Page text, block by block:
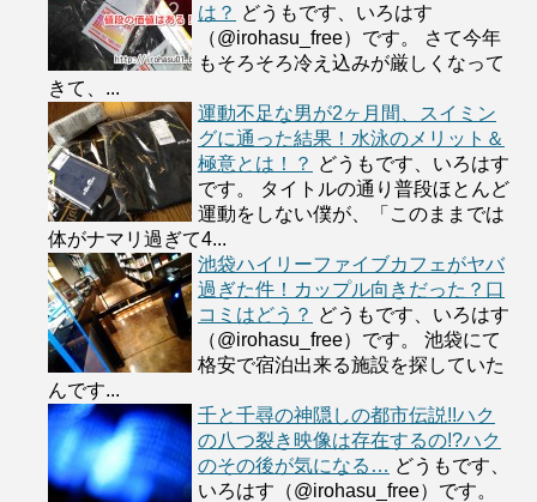
は？ どうもです、いろはす
（@irohasu_free）です。 さて今年
もそろそろ冷え込みが厳しくなって
きて、...
運動不足な男が2ヶ月間、スイミン
グに通った結果！水泳のメリット＆
極意とは！？ どうもです、いろはす
です。 タイトルの通り普段ほとんど
運動をしない僕が、「このままでは
体がナマリ過ぎて4...
池袋ハイリーファイブカフェがヤバ
過ぎた件！カップル向きだった？口
コミはどう？ どうもです、いろはす
（@irohasu_free）です。 池袋にて
格安で宿泊出来る施設を探していた
んです...
千と千尋の神隠しの都市伝説!!ハク
の八つ裂き映像は存在するの!?ハク
のその後が気になる… どうもです、
いろはす（@irohasu_free）です。